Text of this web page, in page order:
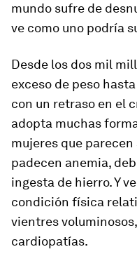
mundo sufre de
ve como uno podría
Desde los dos mil
exceso de peso
con un retraso en el
adopta muchas
mujeres que
padecen anemia,
ingesta de hierro. Y
condición física
vientres
cardiopatías.